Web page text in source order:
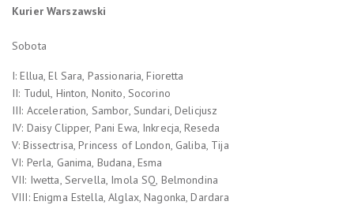
Kurier Warszawski
Sobota
I: Ellua, El Sara, Passionaria, Fioretta
II: Tudul, Hinton, Nonito, Socorino
III: Acceleration, Sambor, Sundari, Delicjusz
IV: Daisy Clipper, Pani Ewa, Inkrecja, Reseda
V: Bissectrisa, Princess of London, Galiba, Tija
VI: Perla, Ganima, Budana, Esma
VII: Iwetta, Servella, Imola SQ, Belmondina
VIII: Enigma Estella, Alglax, Nagonka, Dardara